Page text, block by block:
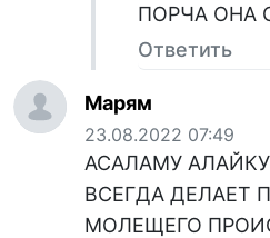
ПОРЧА ОНА
Ответить
Марям
23.08.2022 07:49
АСАЛАМУ
ВСЕГДА ДЕЛАЕТ
МОЛЕЩЕГО